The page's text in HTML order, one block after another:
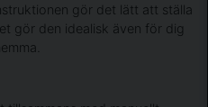
gör det lätt att ställa
gör den idealisk även för dig